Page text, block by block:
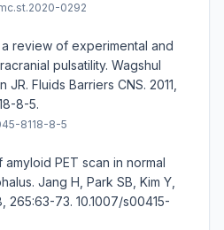
0292
review of experimental and
pulsatility. Wagshul
JR. Fluids Barriers CNS. 2011,
8-5.
8118-8-5
PET scan in normal
Jang H, Park SB, Kim Y,
265:63-73. 10.1007/s00415-